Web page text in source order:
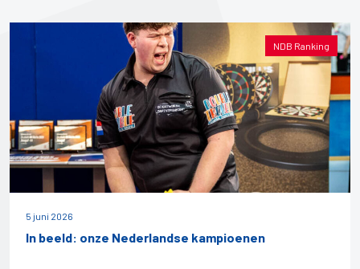
NDB Ranking
5 juni 2026
In beeld: onze Nederlandse kampioenen